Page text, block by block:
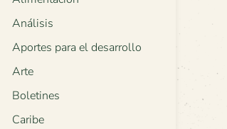
Análisis
Aportes para el desarrollo
Arte
Boletines
Caribe